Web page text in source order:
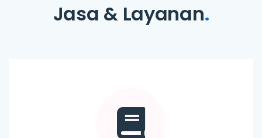
Jasa & Layanan.